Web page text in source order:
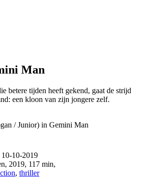
Man
betere tijden heeft gekend, gaat de strijd
een kloon van zijn jongere zelf.
/ Junior) in Gemini Man
10-10-2019
, 2019, 117 min,
, thriller